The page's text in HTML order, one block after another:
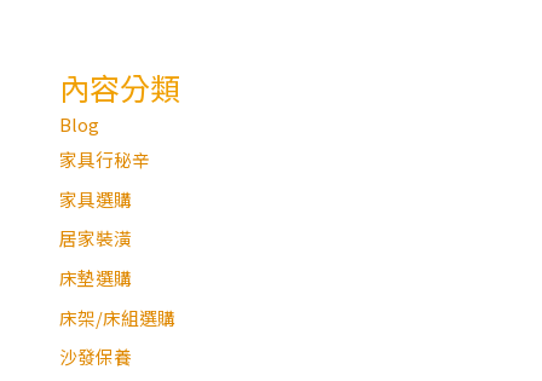
內容分類
Blog
家具行秘辛
家具選購
居家裝潢
床墊選購
床架/床組選購
沙發保養